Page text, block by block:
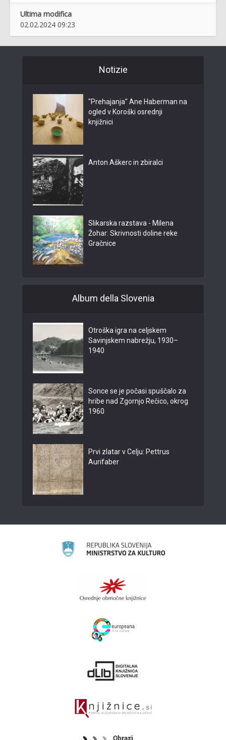
Ultima modifica
02.02.2024 09:23
Notizie
"Prehajanja" Ane Haberman na
ogled v Koroški osrednji
knjižnici
Anton Aškerc in zbiralci
Slikarska razstava - Milena
Žohar: Skrivnosti doline reke
Gračnice
Album della Slovenia
Otroška igra na celjskem
Savinjskem nabrežju, 1930–
1940
Sonce se je počasi spuščalo za
hribe nad Zgornjo Rečico, okrog
1960
Prvi zlatar v Celju: Pettrus
Aurifaber